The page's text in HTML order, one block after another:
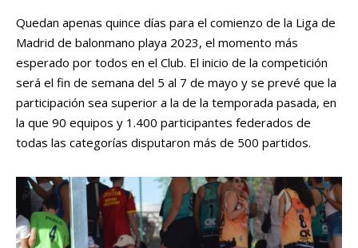
Quedan apenas quince días para el comienzo de la Liga de
Madrid de balonmano playa 2023, el momento más
esperado por todos en el Club. El inicio de la competición
será el fin de semana del 5 al 7 de mayo y se prevé que la
participación sea superior a la de la temporada pasada, en
la que 90 equipos y 1.400 participantes federados de
todas las categorías disputaron más de 500 partidos.